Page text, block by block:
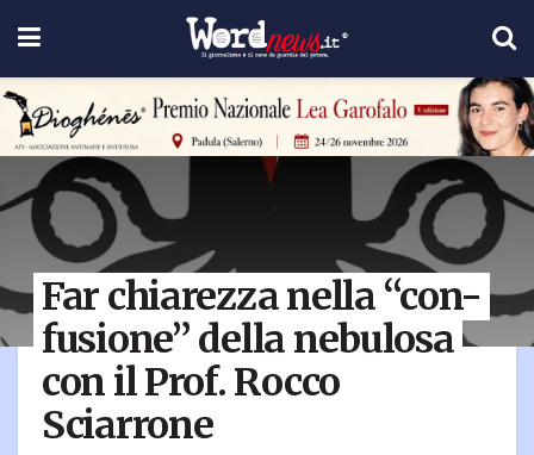
Far chiarezza nella “con-
fusione” della nebulosa
con il Prof. Rocco
Sciarrone